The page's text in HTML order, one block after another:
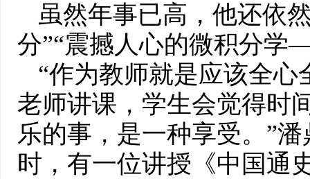
虽然年事已高，他还依
分”“震撼人心的微积分
“作为教师就是应该全
老师讲课，学生会觉得时
乐的事，是一种享受。”
时，有一位讲授《中国通